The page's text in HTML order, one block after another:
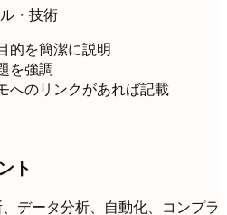
・技術
的を簡潔に説明
を強調
へのリンクがあれば記載
ト
データ分析、自動化、コンプラ